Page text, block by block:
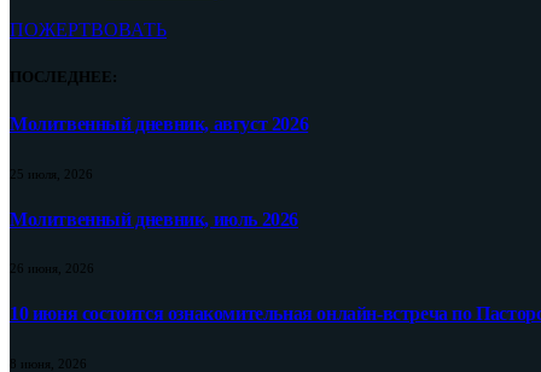
ПОЖЕРТВОВАТЬ
ПОСЛЕДНЕЕ:
Молитвенный дневник, август 2026
25 июля, 2026
Молитвенный дневник, июль 2026
26 июня, 2026
10 июня состоится ознакомительная онлайн-встреча по
8 июня, 2026